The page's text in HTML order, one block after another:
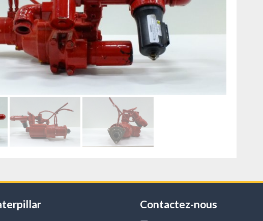
Contactez-nous